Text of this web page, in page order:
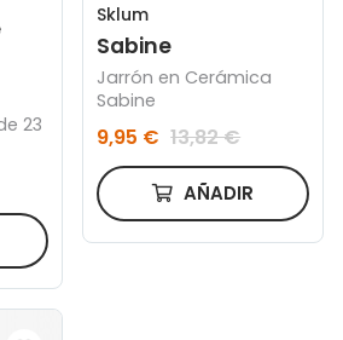
23
Sklum
Sabine
Jarrón en Cerámica
Sabine
9,95 € 13,82 €
AÑADIR